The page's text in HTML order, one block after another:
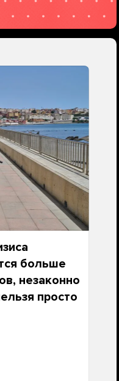
больше
незаконно
просто